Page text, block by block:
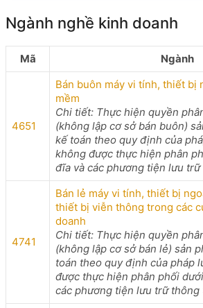
Ngành nghề kinh doanh
Mã Ngành
4651
Bán buôn máy vi tính, thiết bị
mềm
Chi tiết: Thực hiện quyền
(không lập cơ sở bán buôn)
kế toán theo quy định của
không được thực hiện phân
đĩa và các phương tiện lưu
4741
Bán lẻ máy vi tính, thiết bị
thiết bị viễn thông trong các
doanh
Chi tiết: Thực hiện quyền
(không lập cơ sở bán lẻ) sản
toán theo quy định của pháp
được thực hiện phân phối
các phương tiện lưu trữ thông